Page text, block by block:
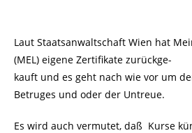
Laut Staatsanwaltschaft Wien hat
(MEL) eigene Zertifikate zurückge-
kauft und es geht nach wie vor um
Betruges und oder der Untreue.
Es wird auch vermutet, daß Kurse